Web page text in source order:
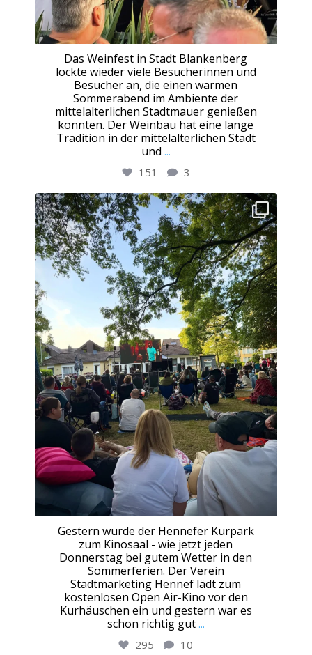
Das Weinfest in Stadt Blankenberg
lockte wieder viele Besucherinnen und
Besucher an, die einen warmen
Sommerabend im Ambiente der
mittelalterlichen Stadtmauer genießen
konnten. Der Weinbau hat eine lange
Tradition in der mittelalterlichen Stadt
und ...
151 3
Gestern wurde der Hennefer Kurpark
zum Kinosaal - wie jetzt jeden
Donnerstag bei gutem Wetter in den
Sommerferien. Der Verein
Stadtmarketing Hennef lädt zum
kostenlosen Open Air-Kino vor den
Kurhäuschen ein und gestern war es
schon richtig gut ...
295 10